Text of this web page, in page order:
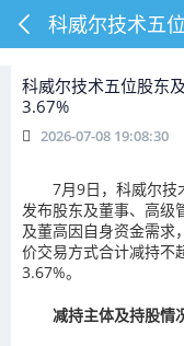
科威尔技术五位股东
3.67%
2026-07-08 19:08:30
7月9日，科威尔技
发布股东及董事、高级
及董高因自身资金需求
价交易方式合计减持不
3.67%。
减持主体及持股情